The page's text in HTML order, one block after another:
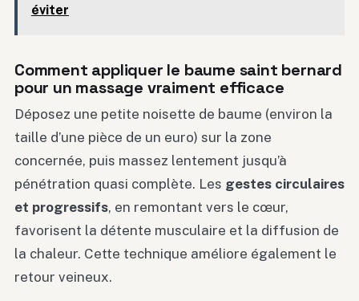
éviter
Comment appliquer le baume saint bernard
pour un massage vraiment efficace
Déposez une petite noisette de baume (environ la
taille d’une pièce de un euro) sur la zone
concernée, puis massez lentement jusqu’à
pénétration quasi complète. Les gestes circulaires
et progressifs, en remontant vers le cœur,
favorisent la détente musculaire et la diffusion de
la chaleur. Cette technique améliore également le
retour veineux.